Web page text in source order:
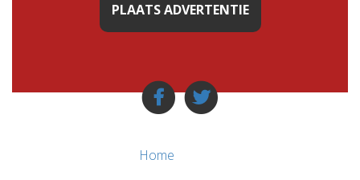
PLAATS ADVERTENTIE
Home